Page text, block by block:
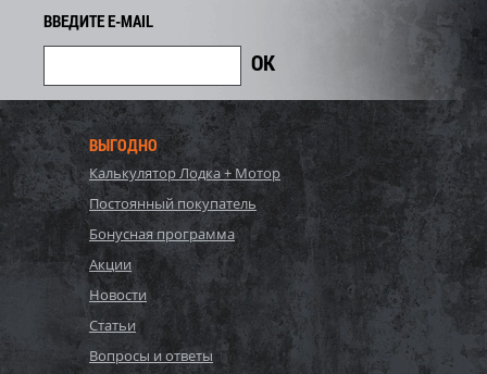
Bestway, Стальной
16296л...
90 440i
Экономия
P20-2052-S, Polygroup,
Каркасный бассейн
549х274х132см, 17203л...
86 000i 81 700
4 300 Экономия
ВВЕДИТЕ E-MAIL
ВЫГОДНО
Калькулятор Лодка + Мотор
Постоянный покупатель
Бонусная программа
Акции
Новости
Статьи
Вопросы и ответы